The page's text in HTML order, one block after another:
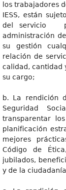
los trabajadores
IESS, están
del servicio
administración
su gestión
relación de
calidad, cantidad
su cargo;
b. La rendición
Seguridad
transparentar
planificación
mejores
Código de
jubilados,
y de la